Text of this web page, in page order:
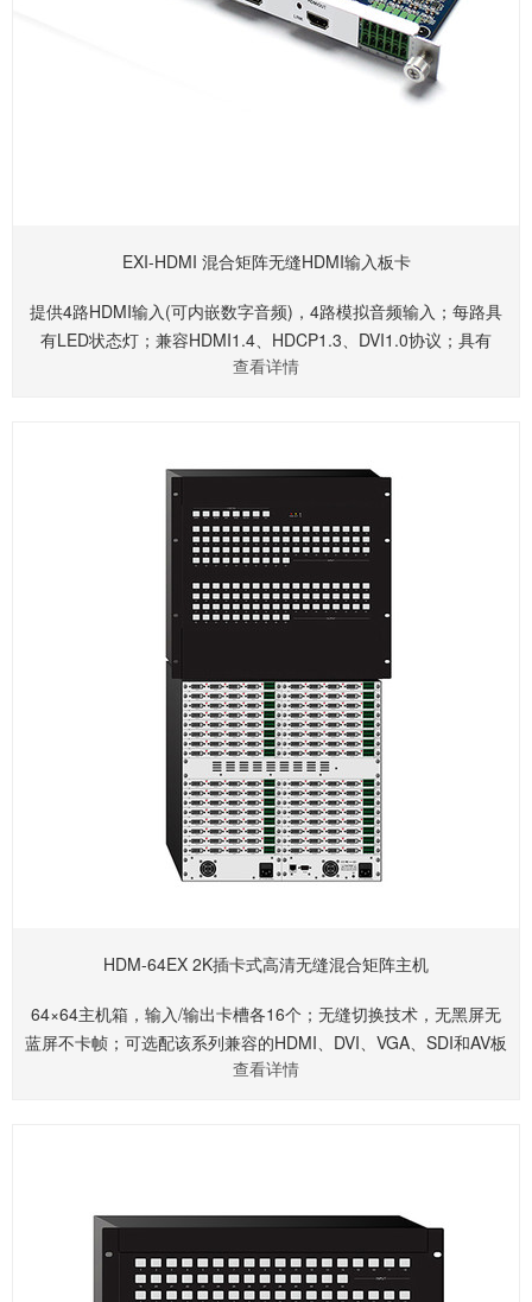
EXI-HDMI 混合矩阵无缝HDMI输入板卡
提供4路HDMI输入(可内嵌数字音频)，4路模拟音频输入；每路具
有LED状态灯；兼容HDMI1.4、HDCP1.3、DVI1.0协议；具有
EDID和HDCP功能；
查看详情
HDM-64EX 2K插卡式高清无缝混合矩阵主机
64×64主机箱，输入/输出卡槽各16个；无缝切换技术，无黑屏无
蓝屏不卡帧；可选配该系列兼容的HDMI、DVI、VGA、SDI和AV板
卡；分辨率最高支持1920×1200P@60Hz，内置自动缩放、自动
查看详情